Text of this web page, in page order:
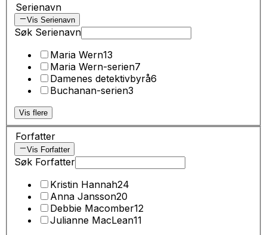
Serienavn
Vis Serienavn
Søk Serienavn
Maria Wern13
Maria Wern-serien7
Damenes detektivbyrå6
Buchanan-serien3
Vis flere
Forfatter
Vis Forfatter
Søk Forfatter
Kristin Hannah24
Anna Jansson20
Debbie Macomber12
Julianne MacLean11